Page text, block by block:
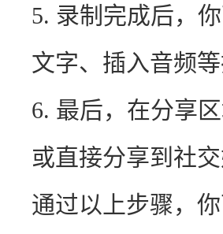
5. 录制完成后，
文字、插入音频
6. 最后，在分享
或直接分享到社
通过以上步骤，